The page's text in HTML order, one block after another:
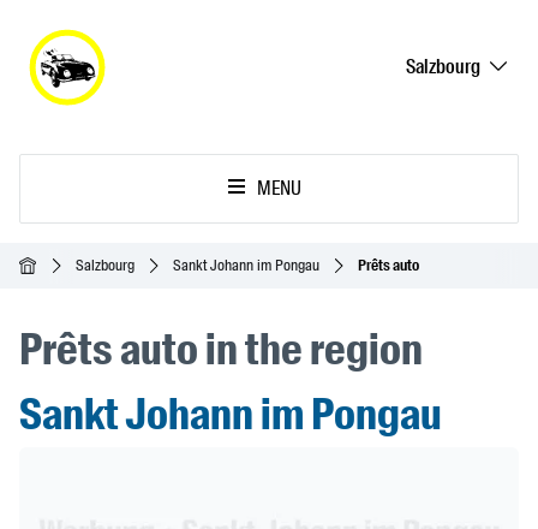
Salzbourg
MENU
AccueilSalzbourg Sankt Johann im Pongau Prêts auto
Prêts auto in the region
Sankt Johann im Pongau